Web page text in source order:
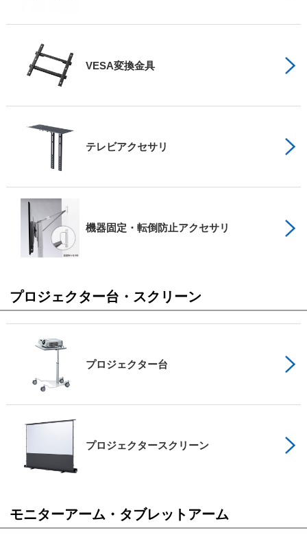
VESA変換金具
テレビアクセサリ
機器固定・転倒防止アクセサリ
プロジェクター台・スクリーン
プロジェクター台
プロジェクタースクリーン
モニターアーム・タブレットアーム